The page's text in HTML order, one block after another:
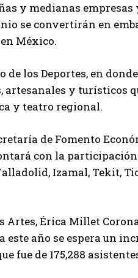
y medianas empresas
se convertirán en
México.
de los Deportes, en
y turísticos
y teatro regional.
de Fomento
con la
Izamal, Tekit,
Érica Millet
año se espera un
fue de 175,288